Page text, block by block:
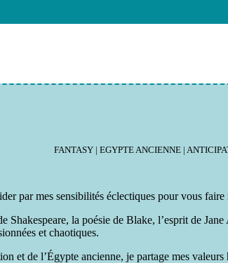
FANTASY | EGYPTE ANCIENNE |
par mes sensibilités éclectiques pour vous
la poésie de Blake, l’esprit de
et chaotiques.
et de l’Égypte ancienne, je partage mes